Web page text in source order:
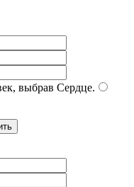
выбрав Сердце.